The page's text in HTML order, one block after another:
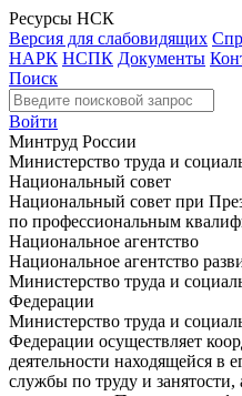
Ресурсы НСК
Версия для слабовидящих
НАРК НСПК Документы
Поиск
Войти
Минтруд России
Министерство труда и
Национальный совет
Национальный совет при
по профессиональным
Национальное агентство
Национальное агентство
Министерство труда и
Федерации
Министерство труда и
Федерации осуществляет
деятельности находящейся в
службы по труду и